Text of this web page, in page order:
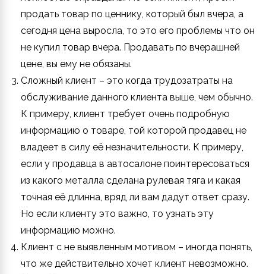
продать товар по ценнику, который был вчера, а
сегодня цена выросла, то это его проблемы что он
не купил товар вчера. Продавать по вчерашней
цене, вы ему не обязаны.
Сложный клиент – это когда трудозатраты на
обслуживание данного клиента выше, чем обычно.
К примеру, клиент требует очень подробную
информацию о товаре, той которой продавец не
владеет в силу её незначительности. К примеру,
если у продавца в автосалоне поинтересоваться
из какого металла сделана рулевая тяга и какая
точная её длинна, вряд ли вам дадут ответ сразу.
Но если клиенту это важно, то узнать эту
информацию можно.
Клиент с не выявленным мотивом – иногда понять,
что же действительно хочет клиент невозможно.